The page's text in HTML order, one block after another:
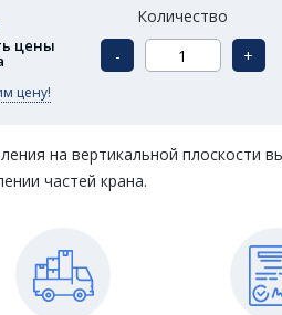
цены
цену!
Количество
-
+
на вертикальной плоскости
частей крана.